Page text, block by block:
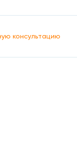
консультацию